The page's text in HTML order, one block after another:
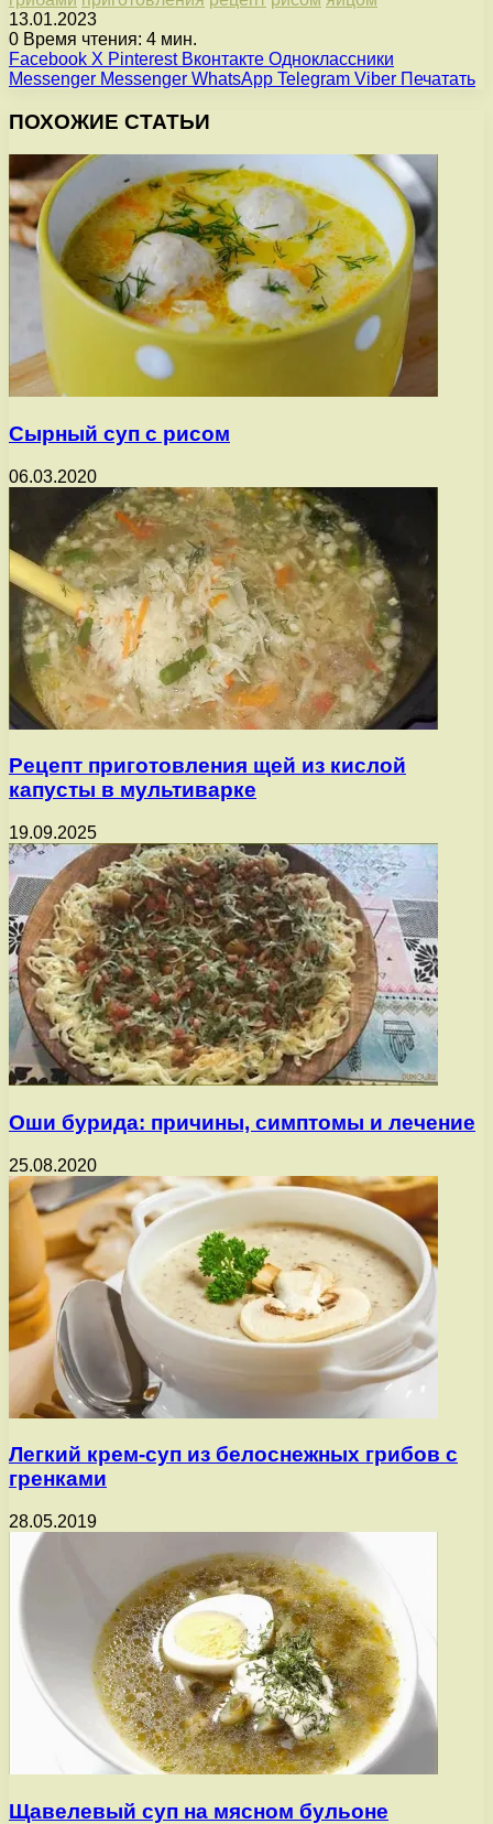
13.01.2023
0 Время чтения: 4 мин.
Facebook X Pinterest Вконтакте Одноклассники
Messenger Messenger WhatsApp Telegram Viber Печатать
ПОХОЖИЕ СТАТЬИ
Сырный суп с рисом
06.03.2020
Рецепт приготовления щей из кислой
капусты в мультиварке
19.09.2025
Оши бурида: причины, симптомы и лечение
25.08.2020
Легкий крем-суп из белоснежных грибов с
гренками
28.05.2019
Щавелевый суп на мясном бульоне